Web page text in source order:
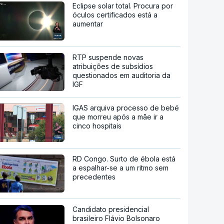
Eclipse solar total. Procura por
óculos certificados está a
aumentar
RTP suspende novas
atribuições de subsídios
questionados em auditoria da
IGF
IGAS arquiva processo de bebé
que morreu após a mãe ir a
cinco hospitais
RD Congo. Surto de ébola está
a espalhar-se a um ritmo sem
precedentes
Candidato presidencial
brasileiro Flávio Bolsonaro